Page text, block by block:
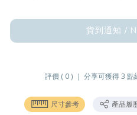
貨到通知 /
評價 ( 0 ) ｜ 分享可獲得 3 點
尺寸參考 產品履